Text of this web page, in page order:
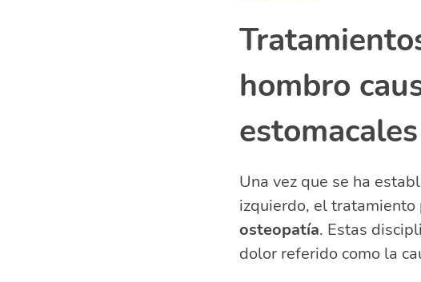
hombro
estomacales
Una vez que se ha
izquierdo, el tratamiento
osteopatía. Estas
dolor referido como la